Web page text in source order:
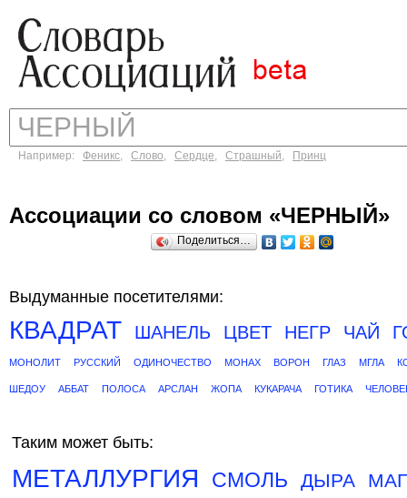
Например: Феникс, Слово, Сердце, Страшный, Принц
Ассоциации со словом «ЧЕРНЫЙ»
Поделиться…
Выдуманные посетителями:
КВАДРАТ ШАНЕЛЬ ЦВЕТ НЕГР ЧАЙ
МОНОЛИТ РУССКИЙ ОДИНОЧЕСТВО МОНАХ ВОРОН ГЛАЗ МГЛА
ШЕДОУ АББАТ ПОЛОСА АРСЛАН ЖОПА КУКАРАЧА ГОТИКА
Таким может быть:
МЕТАЛЛУРГИЯ СМОЛЬ ДЫРА